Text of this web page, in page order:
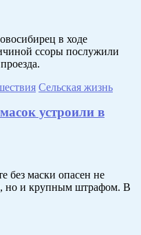
в ходе
ссоры послужили
Сельская жизнь
устроили в
без маски опасен не
но и крупным штрафом. В